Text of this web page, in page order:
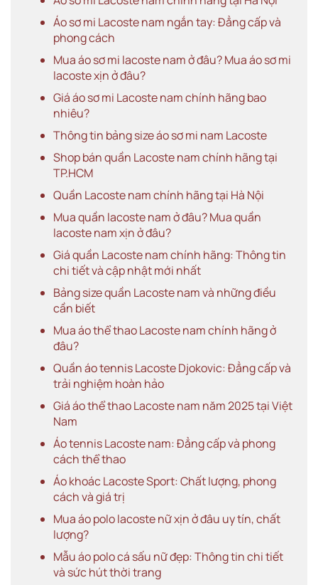
Áo sơ mi Lacoste nam ngắn tay: Đẳng cấp và
phong cách
Mua áo sơ mi lacoste nam ở đâu? Mua áo sơ mi
lacoste xịn ở đâu?
Giá áo sơ mi Lacoste nam chính hãng bao
nhiêu?
Thông tin bảng size áo sơ mi nam Lacoste
Shop bán quần Lacoste nam chính hãng tại
TP.HCM
Quần Lacoste nam chính hãng tại Hà Nội
Mua quần lacoste nam ở đâu? Mua quần
lacoste nam xịn ở đâu?
Giá quần Lacoste nam chính hãng: Thông tin
chi tiết và cập nhật mới nhất
Bảng size quần Lacoste nam và những điều
cần biết
Mua áo thể thao Lacoste nam chính hãng ở
đâu?
Quần áo tennis Lacoste Djokovic: Đẳng cấp và
trải nghiệm hoàn hảo
Giá áo thể thao Lacoste nam năm 2025 tại Việt
Nam
Áo tennis Lacoste nam: Đẳng cấp và phong
cách thể thao
Áo khoác Lacoste Sport: Chất lượng, phong
cách và giá trị
Mua áo polo lacoste nữ xịn ở đâu uy tín, chất
lượng?
Mẫu áo polo cá sấu nữ đẹp: Thông tin chi tiết
và sức hút thời trang